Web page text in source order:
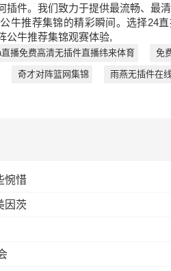
件。我们致力于提供最流畅、最清
牛推荐集锦的精彩瞬间。选择24
公牛推荐集锦观赛体验,
直播免费高清无插件直播纬来体育 免
奇才对阵篮网集锦 雨燕无插件在
惋惜
因茨